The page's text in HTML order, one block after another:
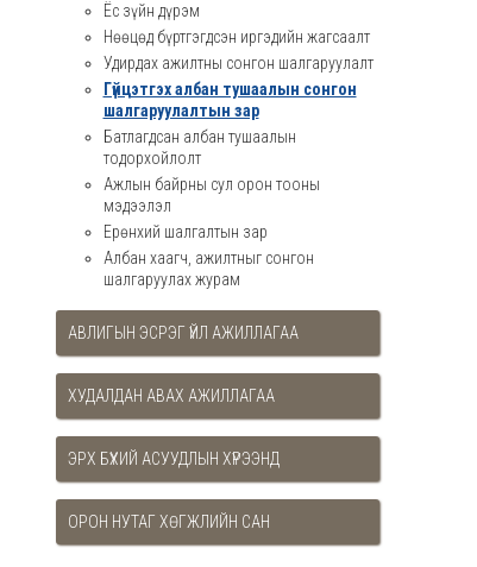
Ёс зүйн дүрэм
Нөөцөд бүртгэгдсэн иргэдийн жагсаалт
Удирдах ажилтны сонгон шалгаруулалт
Гүйцэтгэх албан тушаалын сонгон
шалгаруулалтын зар
Батлагдсан албан тушаалын
тодорхойлолт
Ажлын байрны сул орон тооны
мэдээлэл
Ерөнхий шалгалтын зар
Албан хаагч, ажилтныг сонгон
шалгаруулах журам
АВЛИГЫН ЭСРЭГ ҮЙЛ АЖИЛЛАГАА
ХУДАЛДАН АВАХ АЖИЛЛАГАА
ЭРХ БҮХИЙ АСУУДЛЫН ХҮРЭЭНД
ОРОН НУТАГ ХӨГЖЛИЙН САН